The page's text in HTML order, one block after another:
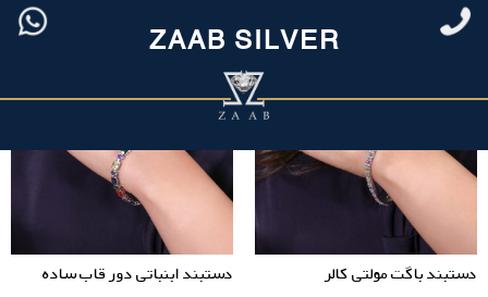
ZAAB SILVER
دستبند باگت مولتی کالر
دستبند ابنباتی دور قاب ساده